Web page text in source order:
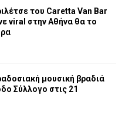
του Caretta Van Bar
viral στην Αθήνα θα το
μουσική βραδιά
Σύλλογο στις 21